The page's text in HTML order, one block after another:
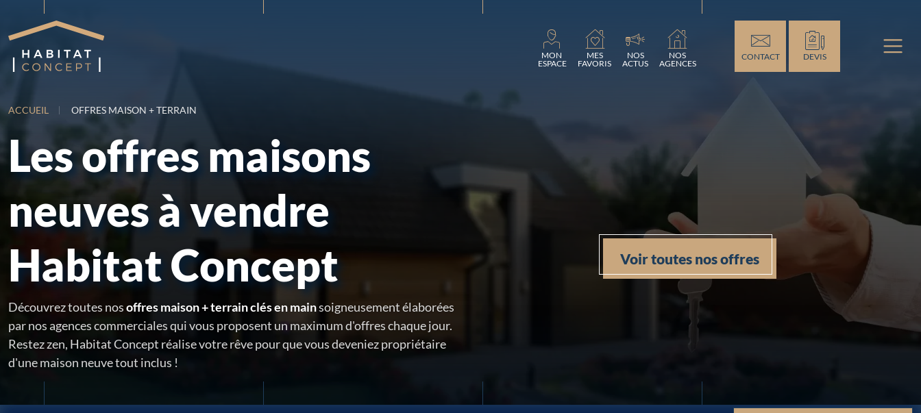
MON
ESPACE
Chargement...
MES
FAVORIS
NOS
ACTUS
NOS
AGENCES
CONTACT DEVIS
ACCUEIL OFFRES MAISON + TERRAIN
Les offres maisons
neuves à vendre
Habitat Concept
Découvrez toutes nosoffres maison + terrain clés en mainsoigneusement élaborées
par nos agences commerciales qui vous proposent un maximum d'offres chaque jour.
Restez zen, Habitat Concept réalise votre rêve pour que vous deveniez propriétaire
d'une maison neuve tout inclus !
Voir toutes nos offres